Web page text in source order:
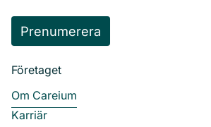
Företaget
Om Careium
Karriär